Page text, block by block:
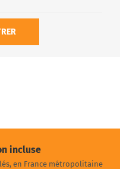
incluse
en France métropolitaine